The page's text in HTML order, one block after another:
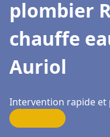
plombier
chauffe
Auriol
Intervention rapide et